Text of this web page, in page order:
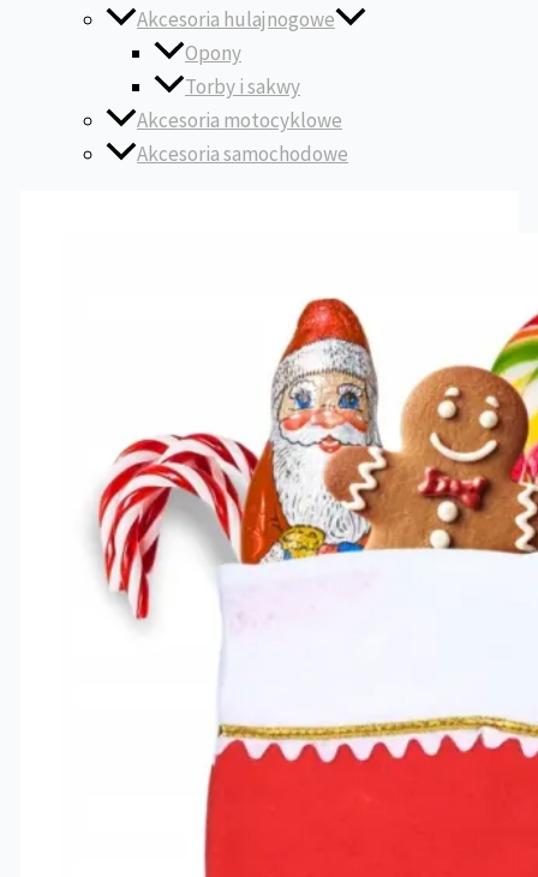
Akcesoria hulajnogowe
Opony
Torby i sakwy
Akcesoria motocyklowe
Akcesoria samochodowe